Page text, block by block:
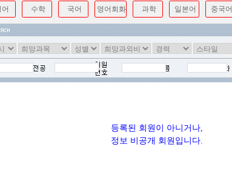
어 수학 국어 영어회화 과학 일본어 중국어
등록된 회원이 아니거나,
정보 비공개 회원입니다.